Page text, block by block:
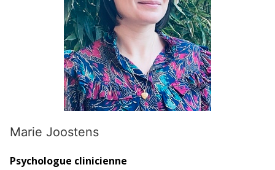
Marie Joostens
Psychologue clinicienne